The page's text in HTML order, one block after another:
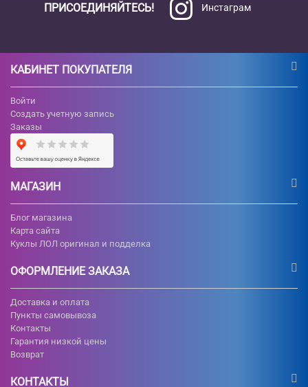
ПРИСОЕДИНЯЙТЕСЬ! Инстаграм
КАБИНЕТ ПОКУПАТЕЛЯ
Войти
Создать учетную запись
Заказы
МАГАЗИН
Блог магазина
Карта сайта
Куклы ЛОЛ оригинал и подделка
ОФОРМЛЕНИЕ ЗАКАЗА
Доставка и оплата
Пункты самовывоза
Контакты
Гарантия низкой цены
Возврат
КОНТАКТЫ